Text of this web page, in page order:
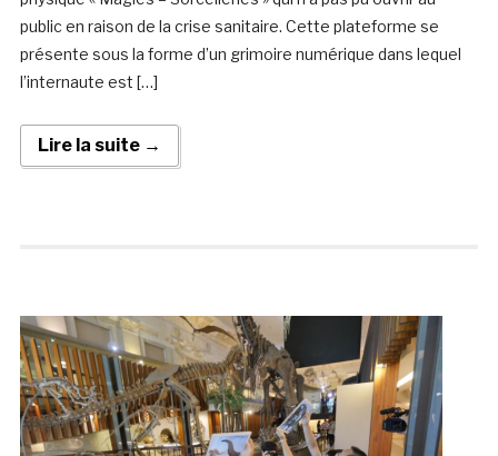
public en raison de la crise sanitaire. Cette plateforme se
présente sous la forme d’un grimoire numérique dans lequel
l’internaute est […]
Lire la suite →